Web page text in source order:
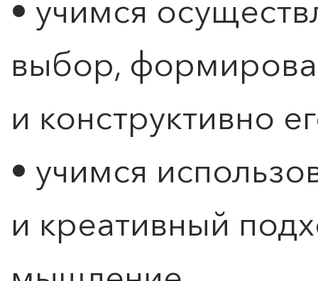
• учимся
выбор,
и конструктивно
• учимся
и креативный